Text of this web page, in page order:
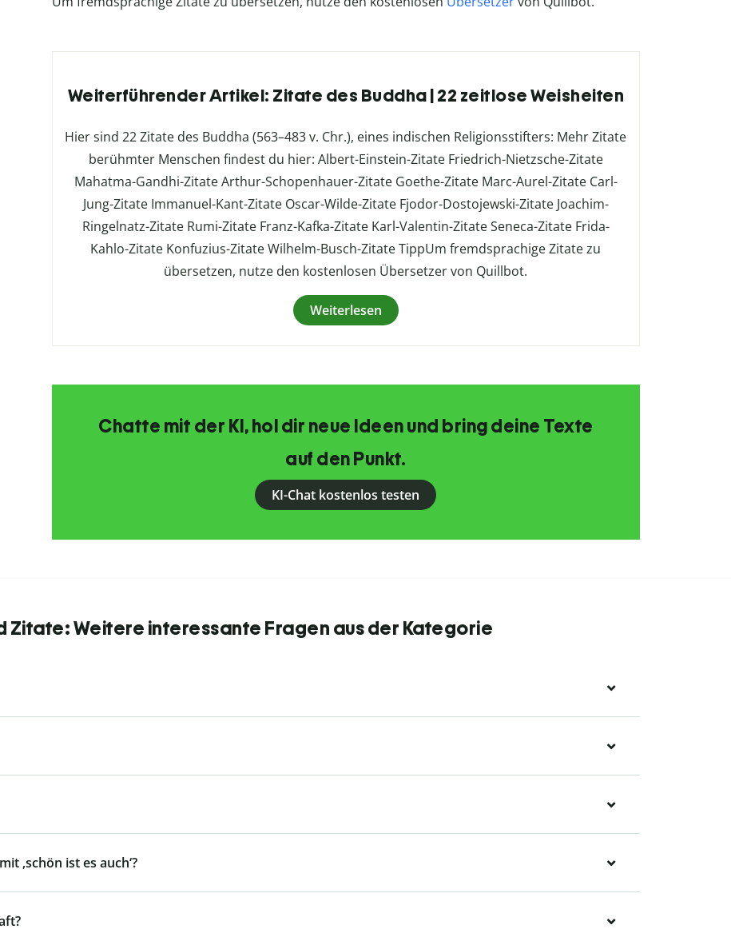
Weiterführender Artikel: Zitate des Buddha | 22 zeitlose Weisheiten
Hier sind 22 Zitate des Buddha (563–483 v. Chr.), eines indischen Religionsstifters: Mehr Zitate
berühmter Menschen findest du hier: Albert-Einstein-Zitate Friedrich-Nietzsche-Zitate
Mahatma-Gandhi-Zitate Arthur-Schopenhauer-Zitate Goethe-Zitate Marc-Aurel-Zitate Carl-
Jung-Zitate Immanuel-Kant-Zitate Oscar-Wilde-Zitate Fjodor-Dostojewski-Zitate Joachim-
Ringelnatz-Zitate Rumi-Zitate Franz-Kafka-Zitate Karl-Valentin-Zitate Seneca-Zitate Frida-
Kahlo-Zitate Konfuzius-Zitate Wilhelm-Busch-Zitate TippUm fremdsprachige Zitate zu
übersetzen, nutze den kostenlosen Übersetzer von Quillbot.
Weiterlesen
Chatte mit der KI, hol dir neue Ideen und bring deine Texte
auf den Punkt.
KI-Chat kostenlos testen
Zitate: Weitere interessante Fragen aus der Kategorie
‚schön ist es auch‘?